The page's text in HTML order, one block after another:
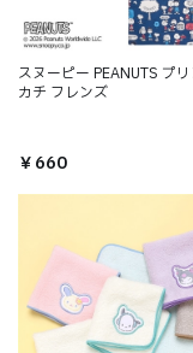
スヌーピー PEANUTS プ
カチ フレンズ
￥660